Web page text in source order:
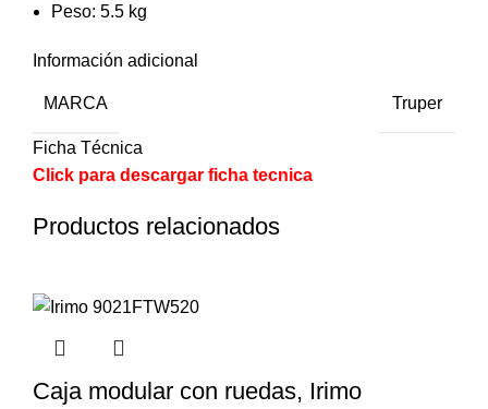
Peso: 5.5 kg
Información adicional
MARCA Truper
Ficha Técnica
Click para descargar ficha tecnica
Productos relacionados
Caja modular con ruedas, Irimo